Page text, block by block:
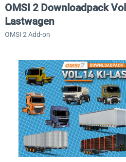
OMSI 2 Add-on Thüringer Wald
OMSI 2 Downloadpack
Lastwagen
OMSI 2 Add-on